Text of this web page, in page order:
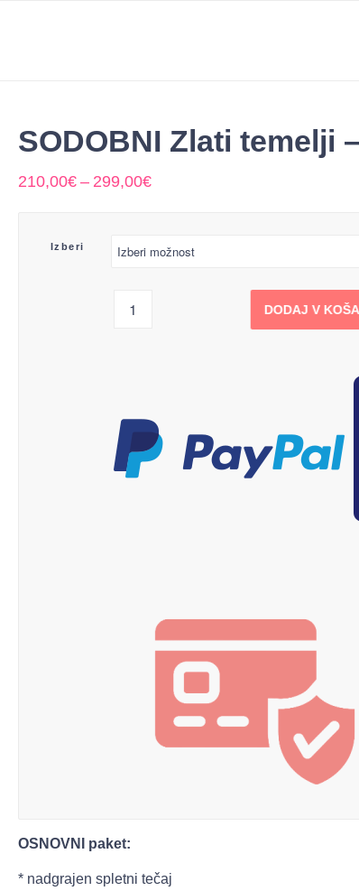
SODOBNI Zlati temelji
210,00€ – 299,00€Cenovni
210,00€
Izberi
DODAJ V
OSNOVNI paket:
* nadgrajen spletni tečaj